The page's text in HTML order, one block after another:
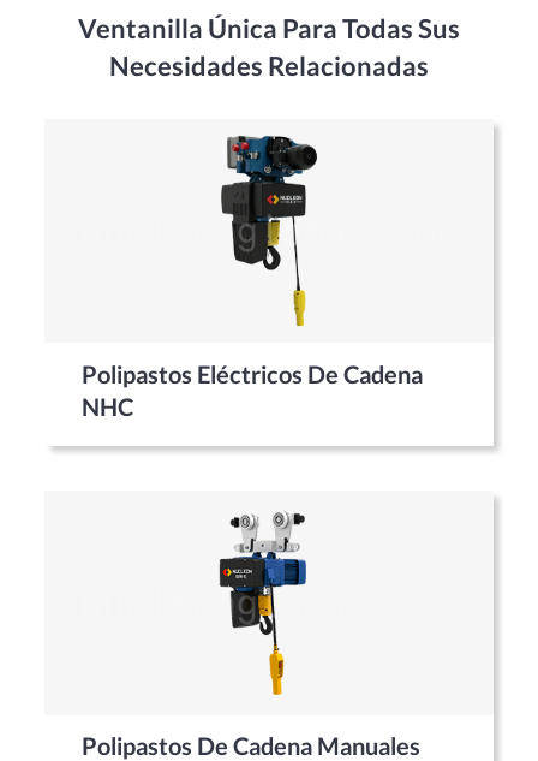
Ventanilla Única Para Todas Sus
Necesidades Relacionadas
Polipastos Eléctricos De Cadena
NHC
Polipastos De Cadena Manuales